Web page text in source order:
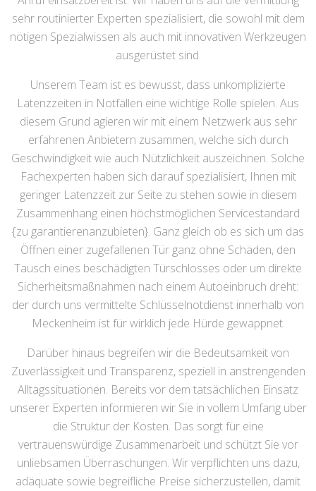
sehr routinierter Experten spezialisiert, die sowohl mit dem
nötigen Spezialwissen als auch mit innovativen Werkzeugen
ausgerüstet sind.
Unserem Team ist es bewusst, dass unkomplizierte
Latenzzeiten in Notfällen eine wichtige Rolle spielen. Aus
diesem Grund agieren wir mit einem Netzwerk aus sehr
erfahrenen Anbietern zusammen, welche sich durch
Geschwindigkeit wie auch Nützlichkeit auszeichnen. Solche
Fachexperten haben sich darauf spezialisiert, Ihnen mit
geringer Latenzzeit zur Seite zu stehen sowie in diesem
Zusammenhang einen höchstmöglichen Servicestandard
{zu garantierenanzubieten}. Ganz gleich ob es sich um das
Öffnen einer zugefallenen Tür ganz ohne Schäden, den
Tausch eines beschädigten Türschlosses oder um direkte
Sicherheitsmaßnahmen nach einem Autoeinbruch dreht:
der durch uns vermittelte Schlüsselnotdienst innerhalb von
Meckenheim ist für wirklich jede Hürde gewappnet.
Darüber hinaus begreifen wir die Bedeutsamkeit von
Zuverlässigkeit und Transparenz, speziell in anstrengenden
Alltagssituationen. Bereits vor dem tatsächlichen Einsatz
unserer Experten informieren wir Sie in vollem Umfang über
die Struktur der Kosten. Das sorgt für eine
vertrauenswürdige Zusammenarbeit und schützt Sie vor
unliebsamen Überraschungen. Wir verpflichten uns dazu,
adäquate sowie begreifliche Preise sicherzustellen, damit